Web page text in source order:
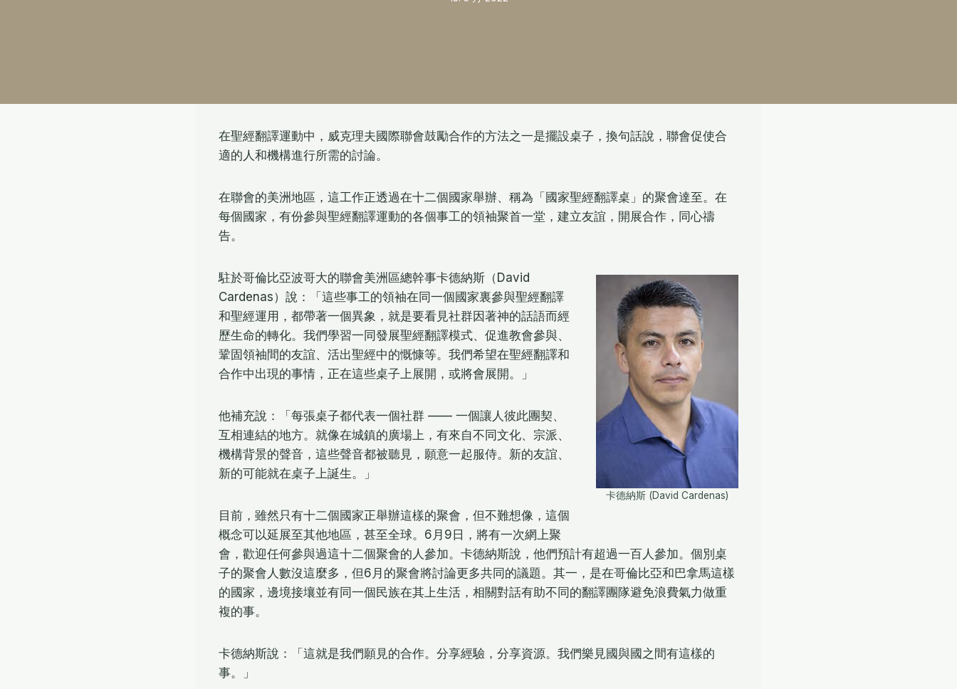
在聖經翻譯運動中，威克理夫國際聯會鼓勵合作的方法之一是擺設桌子，換句話說，聯會促使合
適的人和機構進行所需的討論。
在聯會的美洲地區，這工作正透過在十二個國家舉辦、稱為「國家聖經翻譯桌」的聚會達至。在
每個國家，有份參與聖經翻譯運動的各個事工的領袖聚首一堂，建立友誼，開展合作，同心禱
告。
卡德納斯 (David Cardenas)
駐於哥倫比亞波哥大的聯會美洲區總幹事卡德納斯（David
Cardenas）說：「這些事工的領袖在同一個國家裏參與聖經翻譯
和聖經運用，都帶著一個異象，就是要看見社群因著神的話語而經
歷生命的轉化。我們學習一同發展聖經翻譯模式、促進教會參與、
鞏固領袖間的友誼、活出聖經中的慨慷等。我們希望在聖經翻譯和
合作中出現的事情，正在這些桌子上展開，或將會展開。」
他補充說：「每張桌子都代表一個社群 —— 一個讓人彼此團契、
互相連結的地方。就像在城鎮的廣場上，有來自不同文化、宗派、
機構背景的聲音，這些聲音都被聽見，願意一起服侍。新的友誼、
新的可能就在桌子上誕生。」
目前，雖然只有十二個國家正舉辦這樣的聚會，但不難想像，這個
概念可以延展至其他地區，甚至全球。6月9日，將有一次網上聚
會，歡迎任何參與過這十二個聚會的人參加。卡德納斯說，他們預計有超過一百人參加。個別桌
子的聚會人數沒這麼多，但6月的聚會將討論更多共同的議題。其一，是在哥倫比亞和巴拿馬這樣
的國家，邊境接壤並有同一個民族在其上生活，相關對話有助不同的翻譯團隊避免浪費氣力做重
複的事。
卡德納斯說：「這就是我們願見的合作。分享經驗，分享資源。我們樂見國與國之間有這樣的
事。」